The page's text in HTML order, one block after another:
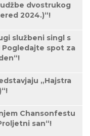
dvostrukog
2024.)“!
službeni singl s
Pogledajte spot za
„Hajstra
Chansonfestu
san“!